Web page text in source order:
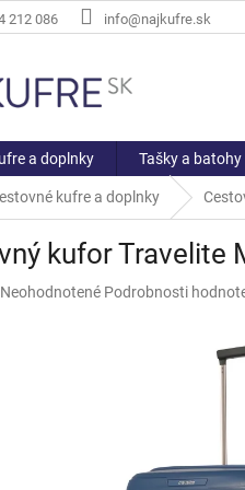
212 086 info@najkufre.sk
a doplnky Tašky a batohy
kufre a doplnky
kufor Travelite
Priemerné
Neohodnotené Podrobnosti